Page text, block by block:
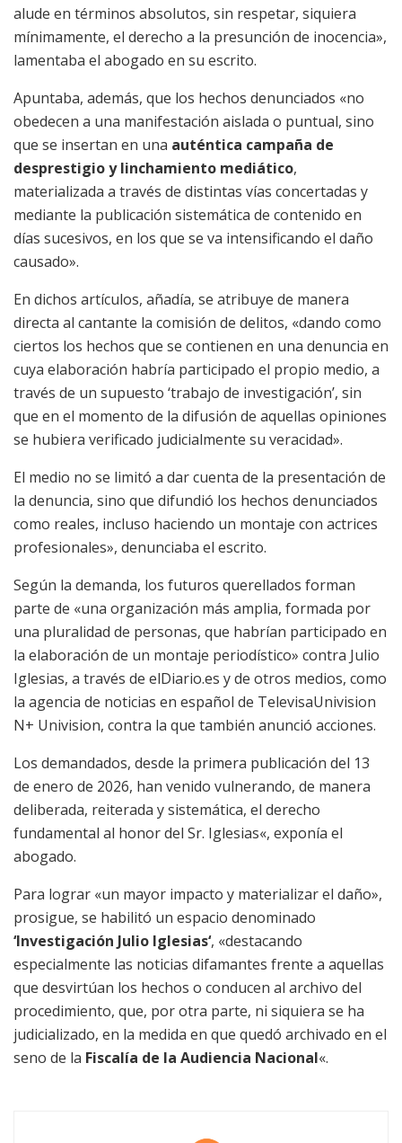
alude en términos absolutos, sin respetar, siquiera
mínimamente, el derecho a la presunción de inocencia»,
lamentaba el abogado en su escrito.
Apuntaba, además, que los hechos denunciados «no
obedecen a una manifestación aislada o puntual, sino
que se insertan en una auténtica campaña de
desprestigio y linchamiento mediático,
materializada a través de distintas vías concertadas y
mediante la publicación sistemática de contenido en
días sucesivos, en los que se va intensificando el daño
causado».
En dichos artículos, añadía, se atribuye de manera
directa al cantante la comisión de delitos, «dando como
ciertos los hechos que se contienen en una denuncia en
cuya elaboración habría participado el propio medio, a
través de un supuesto ‘trabajo de investigación’, sin
que en el momento de la difusión de aquellas opiniones
se hubiera verificado judicialmente su veracidad».
El medio no se limitó a dar cuenta de la presentación de
la denuncia, sino que difundió los hechos denunciados
como reales, incluso haciendo un montaje con actrices
profesionales», denunciaba el escrito.
Según la demanda, los futuros querellados forman
parte de «una organización más amplia, formada por
una pluralidad de personas, que habrían participado en
la elaboración de un montaje periodístico» contra Julio
Iglesias, a través de elDiario.es y de otros medios, como
la agencia de noticias en español de TelevisaUnivision
N+ Univision, contra la que también anunció acciones.
Los demandados, desde la primera publicación del 13
de enero de 2026, han venido vulnerando, de manera
deliberada, reiterada y sistemática, el derecho
fundamental al honor del Sr. Iglesias«, exponía el
abogado.
Para lograr «un mayor impacto y materializar el daño»,
prosigue, se habilitó un espacio denominado
‘Investigación Julio Iglesias‘, «destacando
especialmente las noticias difamantes frente a aquellas
que desvirtúan los hechos o conducen al archivo del
procedimiento, que, por otra parte, ni siquiera se ha
judicializado, en la medida en que quedó archivado en el
seno de la Fiscalía de la Audiencia Nacional«.